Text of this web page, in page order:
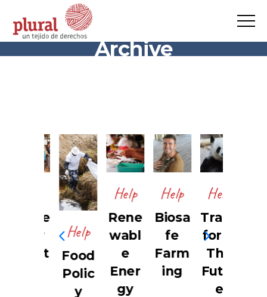
Archive
Help
Food
Polic
Help
Rene
wabl
e
Ener
gy
Help
Biosa
fe
Farm
ing
Help
Trans
form
The
Futur